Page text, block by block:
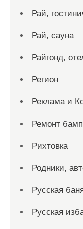
Рай,
Рай, сауна
Райгонд,
Регион
Реклама и
Ремонт
Рихтовка
Родники,
Русская
Русская